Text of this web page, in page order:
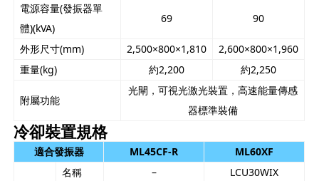
電源容量(發振器單
體)(kVA)
69 90
外形尺寸(mm) 2,500×800×1,810
2,600×800×1,960
重量(kg)
約2,200 約2,250
附屬功能
光閘，可視光激光裝置，高速能量傳感
器標準裝備
冷卻裝置規格
適合發振器 ML45CF-R ML60XF
名稱 –
LCU30WIX